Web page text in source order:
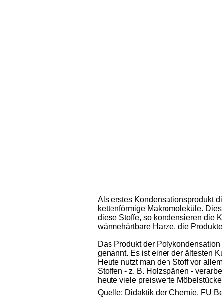
Als erstes Kondensationsprodukt
kettenförmige Makromoleküle.
diese Stoffe, so kondensieren die
wärmehärtbare Harze, die
Das Produkt der
genannt. Es ist einer der ältesten
Heute nutzt man den Stoff vor
Stoffen - z. B. Holzspänen -
heute viele preiswerte
Quelle: Didaktik der Chemie, FU